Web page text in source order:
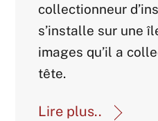
collectionneur
s’installe sur une
images qu’il a
tête.
Lire plus..